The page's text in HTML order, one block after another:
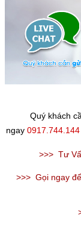
Quý khách
ngay 0917.744.144
>>> Tư
>>> Gọi ngay